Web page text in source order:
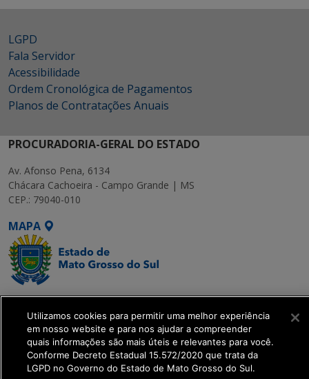
LGPD
Fala Servidor
Acessibilidade
Ordem Cronológica de Pagamentos
Planos de Contratações Anuais
PROCURADORIA-GERAL DO ESTADO
Av. Afonso Pena, 6134
Chácara Cachoeira - Campo Grande | MS
CEP.: 79040-010
MAPA
SETDIG | Secretaria-
Executiva de
Transformação Digital
get_footer();
Utilizamos cookies para permitir uma melhor experiência
em nosso website e para nos ajudar a compreender
quais informações são mais úteis e relevantes para você.
Conforme Decreto Estadual 15.572/2020 que trata da
LGPD no Governo do Estado de Mato Grosso do Sul.